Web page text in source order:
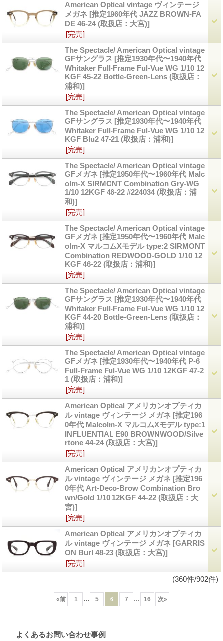
American Optical vintage ヴィンテージ
メガネ [推定1960年代 JAZZ BROWN-FA
DE 46-24 (取扱店：大宮)]
[完売]
The Spectacle/ American Optical vintage
GFサングラス [推定1930年代〜1940年代
Whitaker Full-Frame Ful-Vue WG 1/10 12
KGF 45-22 Bottle-Green-Lens (取扱店：
浦和)]
[完売]
The Spectacle/ American Optical vintage
GFサングラス [推定1930年代〜1940年代
Whitaker Full-Frame Ful-Vue WG 1/10 12
KGF Blu2 47-21 (取扱店：浦和)]
[完売]
The Spectacle/ American Optical vintage
GFメガネ [推定1950年代〜1960年代 Malc
olm-X SIRMONT Combination Gry-WG
1/10 12KGF 46-22 #224034 (取扱店：浦
和)]
[完売]
The Spectacle/ American Optical vintage
GFメガネ [推定1950年代〜1960年代 Malc
olm-X マルコムXモデル type:2 SIRMONT
Combination REDWOOD-GOLD 1/10 12
KGF 46-22 (取扱店：浦和)]
[完売]
The Spectacle/ American Optical vintage
GFサングラス [推定1930年代〜1940年代
Whitaker Full-Frame Ful-Vue WG 1/10 12
KGF 44-20 Bottle-Green-Lens (取扱店：
浦和)]
[完売]
The Spectacle/ American Optical vintage
GFメガネ [推定1930年代〜1940年代 P-6
Full-Frame Ful-Vue WG 1/10 12KGF 47-2
1 (取扱店：浦和)]
[完売]
American Optical アメリカンオプティカ
ル vintage ヴィンテージ メガネ [推定196
0年代 Malcolm-X マルコムXモデル type:1
INFLUENTIAL E90 BROWNWOOD/Silve
rtone 44-24 (取扱店：大宮)]
[完売]
American Optical アメリカンオプティカ
ル vintage ヴィンテージ メガネ [推定196
0年代 Art-Deco-Brow Combination Bro
wn/Gold 1/10 12KGF 44-22 (取扱店：大
宮)]
[完売]
American Optical アメリカンオプティカ
ル vintage ヴィンテージ メガネ [GARRIS
ON Burl 48-23 (取扱店：大宮)]
[完売]
(360件/902件)
«前 1 ... 5 6 7 ... 16 次»
よくあるお問い合わせ事例